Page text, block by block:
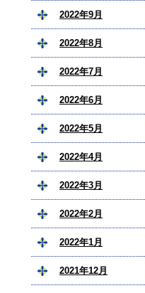
2022年9月
2022年8月
2022年7月
2022年6月
2022年5月
2022年4月
2022年3月
2022年2月
2022年1月
2021年12月